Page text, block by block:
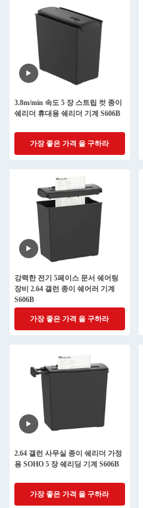
3.8m/min 속도 5 장 스트립 컷 종이
쉐리더 휴대용 쉐리더 기계 S606B
가장 좋은 가격 을 구하라
강력한 전기 5페이스 문서 쉐어링
장비 2.64 갤런 종이 쉐어러 기계
S606B
가장 좋은 가격 을 구하라
2.64 갤런 사무실 종이 쉐리더 가정
용 SOHO 5 장 쉐리딩 기계 S606B
가장 좋은 가격 을 구하라